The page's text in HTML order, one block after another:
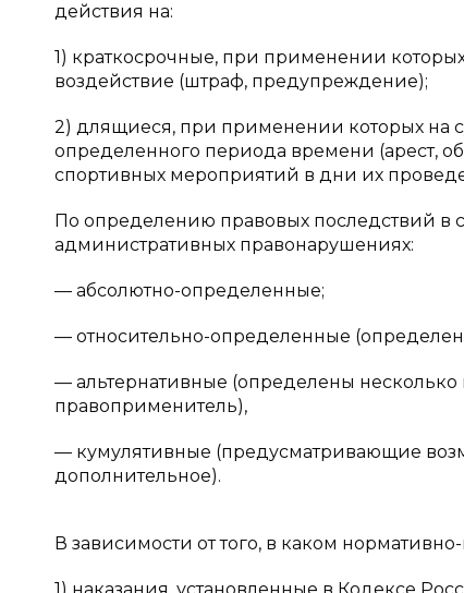
действия на:
1) краткосрочные, при применении
воздействие (штраф, предупреждение);
2) длящиеся, при применении которых на
определенного периода времени (арест,
спортивных мероприятий в дни их
По определению правовых последствий в
административных правонарушениях:
— абсолютно-определенные;
— относительно-определенные
— альтернативные (определены
правоприменитель),
— кумулятивные (предусматривающие
дополнительное).
В зависимости от того, в каком